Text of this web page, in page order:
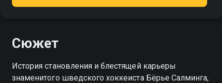
Сюжет
История становления и блестящей карьеры
знаменитого шведского хоккеиста Бёрье Салминга,